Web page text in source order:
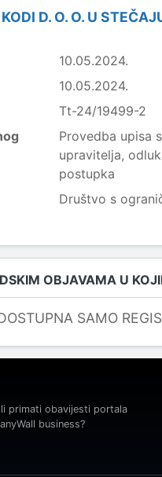
D. O. O. U
10.05.2024.
10.05.2024.
Tt-24/19499-2
Provedba upisa
upravitelja,
postupka
Društvo s
OBJAVAMA U
SAMO
primati obavijesti portala
business?